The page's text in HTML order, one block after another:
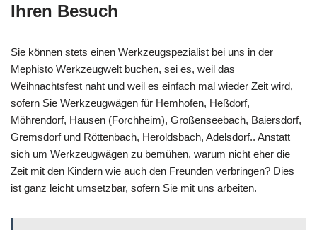
Ihren Besuch
Sie können stets einen Werkzeugspezialist bei uns in der
Mephisto Werkzeugwelt buchen, sei es, weil das
Weihnachtsfest naht und weil es einfach mal wieder Zeit wird,
sofern Sie Werkzeugwägen für Hemhofen, Heßdorf,
Möhrendorf, Hausen (Forchheim), Großenseebach, Baiersdorf,
Gremsdorf und Röttenbach, Heroldsbach, Adelsdorf.. Anstatt
sich um Werkzeugwägen zu bemühen, warum nicht eher die
Zeit mit den Kindern wie auch den Freunden verbringen? Dies
ist ganz leicht umsetzbar, sofern Sie mit uns arbeiten.